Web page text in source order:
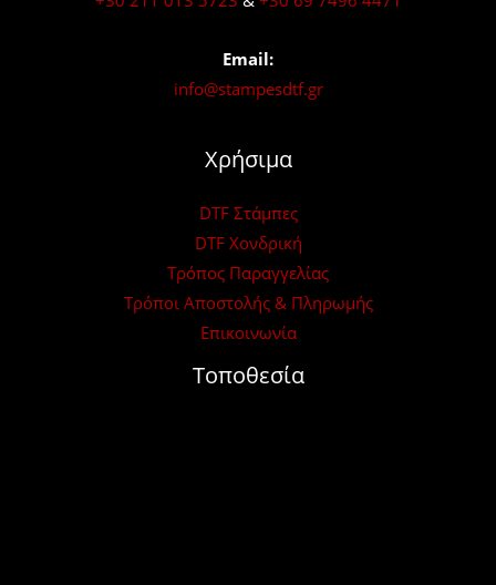
Email:
info@stampesdtf.gr
Χρήσιμα
DTF Στάμπες
DTF Χονδρική
Τρόπος Παραγγελίας
Τρόποι Αποστολής & Πληρωμής
Επικοινωνία
Τοποθεσία